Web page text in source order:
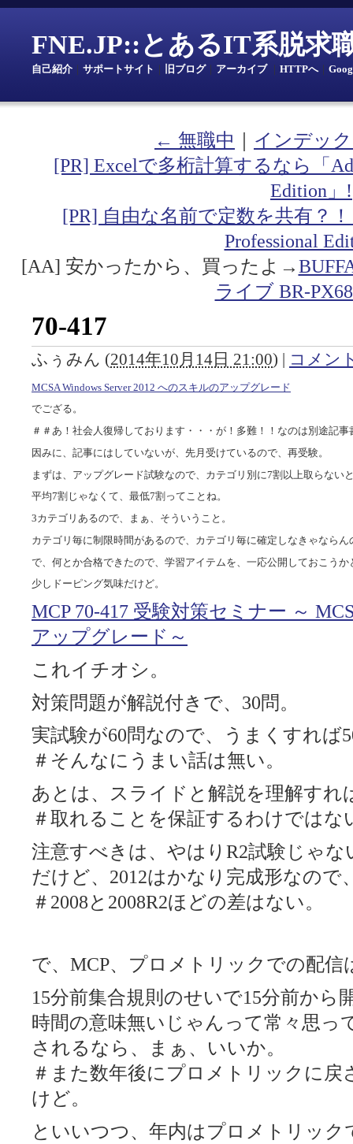
FNE.JP::とあるIT系脱求
自己紹介 サポートサイト 旧ブログ｜ アーカイブ｜ HTTPへ｜
← 無職中
インデッ
[PR] Excelで多桁計算するなら「
Edition」!
[PR] 自由な名前で定数を共有？
Professional
[AA] 安かったから、買ったよ→
ライブ BR-
70-417
ふぅみん (2014年10月14日 21:00) | コメン
MCSA Windows Server 2012 へのスキルのアップグレード
でござる。
＃＃あ！社会人復帰しております・・・が！多難！！なのは別途記事
因みに、記事にはしていないが、先月受けているので、再受験。
まずは、アップグレード試験なので、カテゴリ別に7割以上取らない
平均7割じゃなくて、最低7割ってことね。
3カテゴリあるので、まぁ、そういうこと。
カテゴリ毎に制限時間があるので、カテゴリ毎に確定しなきゃなら
で、何とか合格できたので、学習アイテムを、一応公開しておこうか
少しドーピング気味だけど。
MCP 70-417 受験対策セミナー ～
アップグレード～
これイチオシ。
対策問題が解説付きで、30問。
実試験が60問なので、うまくすれば
＃そんなにうまい話は無い。
あとは、スライドと解説を理解すれ
＃取れることを保証するわけではな
注意すべきは、やはりR2試験じゃな
だけど、2012はかなり完成形なの
＃2008と2008R2ほどの差はない。
で、MCP、プロメトリックでの配
15分前集合規則のせいで15分前から
時間の意味無いじゃんって常々思っ
されるなら、まぁ、いいか。
＃また数年後にプロメトリックに
けど。
といいつつ、年内はプロメトリック